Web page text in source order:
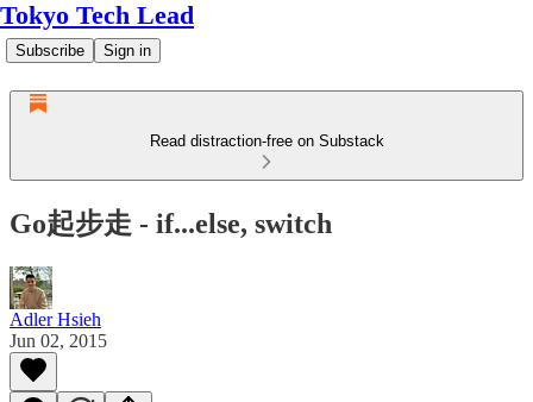
Tokyo Tech Lead
Subscribe Sign in
Read distraction-free on Substack
Go起步走 - if...else, switch
Adler Hsieh
Jun 02, 2015